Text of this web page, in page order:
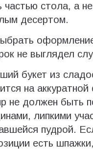
частью стола, а
десертом.
не выглядел
букет из
на аккуратной
не должен быть
липкими
пудрой.
есть